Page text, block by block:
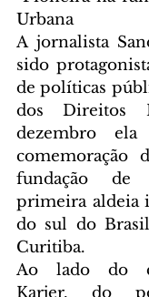
Urbana
A jornalista
sido
de políticas
dos Direitos
dezembro
comemoração
fundação de
primeira aldeia
do sul do
Curitiba.
Ao lado do
Karjer, do